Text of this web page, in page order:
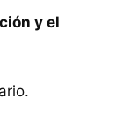
y el